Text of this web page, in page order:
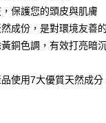
服務後，再付款。
帳流程】
先享後付」後，將跳轉
收到繳費通知簡訊。
14天內，點擊此簡訊中的
式進行付款，方視為交易
下不需立刻繳費，但若您
同意取消之訂單仍視為有
含以上)免運費
含以上)免運費
保護您的頭皮與肌膚
成份，是對環境友善
黃銅色調，有效打亮暗
品使用7大優質天然成